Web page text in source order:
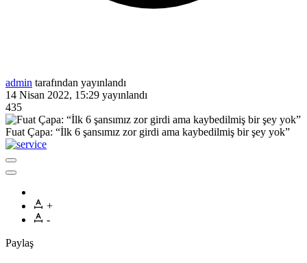
admin tarafından yayınlandı
14 Nisan 2022, 15:29 yayınlandı
435
Fuat Çapa: “İlk 6 şansımız zor girdi ama kaybedilmiş bir şey yok”
+
-
Paylaş